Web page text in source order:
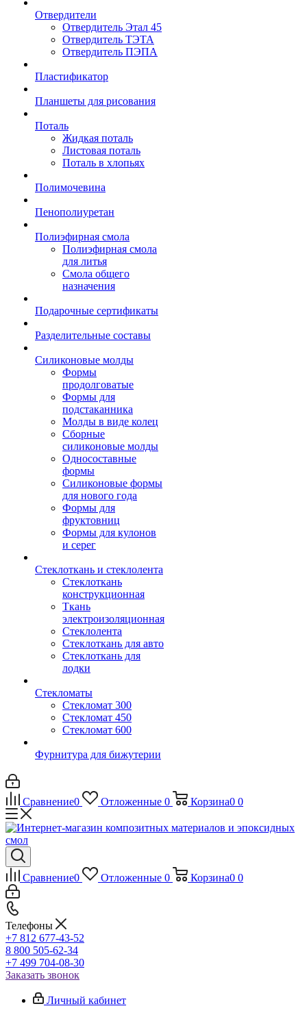
Отвердители
Отвердитель Этал 45
Отвердитель ТЭТА
Отвердитель ПЭПА
Пластификатор
Планшеты для рисования
Поталь
Жидкая поталь
Листовая поталь
Поталь в хлопьях
Полимочевина
Пенополиуретан
Полиэфирная смола
Полиэфирная смола
для литья
Смола общего
назначения
Подарочные сертификаты
Разделительные составы
Силиконовые молды
Формы
продолговатые
Формы для
подстаканника
Молды в виде колец
Сборные
силиконовые молды
Односоставные
формы
Силиконовые формы
для нового года
Формы для
фруктовниц
Формы для кулонов
и серег
Стеклоткань и стеклолента
Стеклоткань
конструкционная
Ткань
электроизоляционная
Стеклолента
Стеклоткань для авто
Стеклоткань для
лодки
Стекломаты
Стекломат 300
Стекломат 450
Стекломат 600
Фурнитура для бижутерии
Сравнение0 Отложенные 0 Корзина0 0
Сравнение0 Отложенные 0 Корзина0 0
Телефоны
+7 812 677-43-52
8 800 505-62-34
+7 499 704-08-30
Заказать звонок
Личный кабинет